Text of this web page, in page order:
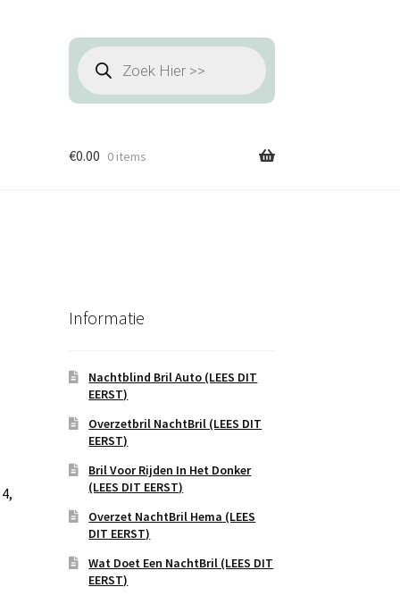
Producten
zoeken
€0.00 0 items
Informatie
Nachtblind Bril Auto (LEES DIT
EERST)
Overzetbril NachtBril (LEES DIT
EERST)
Bril Voor Rijden In Het Donker
(LEES DIT EERST)
Overzet NachtBril Hema (LEES
DIT EERST)
Wat Doet Een NachtBril (LEES DIT
EERST)